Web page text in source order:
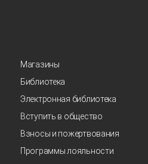
Магазины
Библиотека
Электронная библиотека
Вступить в общество
Взносы и пожертвования
Программы лояльности